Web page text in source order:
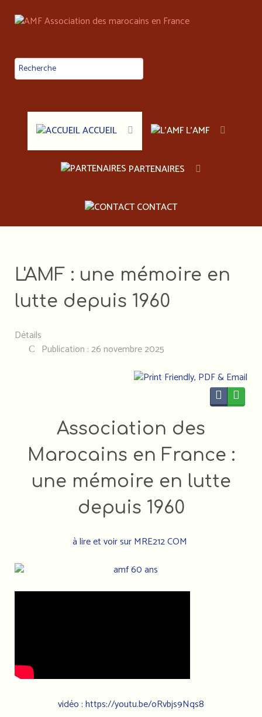
ACCUEIL L'AMF
PARTENAIRES
CONTACT
L'AMF : une mémoire en
lutte depuis 1960
Détails
Publication : 26 novembre 2025
Association des
Marocains en France :
une mémoire en lutte
depuis 1960
à lire et voir sur MRE212 COM
vidéo :https://youtu.be/oRvbjs9Nqs8